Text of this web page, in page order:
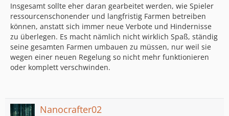
Insgesamt sollte eher daran gearbeitet werden, wie Spieler
ressourcenschonender und langfristig Farmen betreiben
können, anstatt sich immer neue Verbote und Hindernisse
zu überlegen. Es macht nämlich nicht wirklich Spaß, ständig
seine gesamten Farmen umbauen zu müssen, nur weil sie
wegen einer neuen Regelung so nicht mehr funktionieren
oder komplett verschwinden.
Nanocrafter02